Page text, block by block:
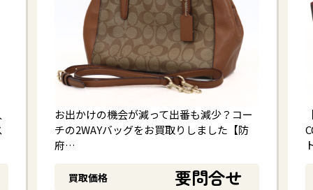
お出かけの機会が減って出番も減少？コー
チの2WAYバッグをお買取りしました【防
府…
買取価格 要問合せ